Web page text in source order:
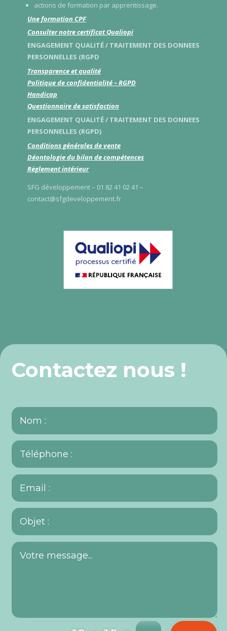
actions de formation par apprentissage.
Une formation CPF
Consulter notre certificat Qualiopi
ENGAGEMENT QUALITÉ / TRAITEMENT DES DONNEES
PERSONNELLES (RGPD
Transparence et qualité
Politique de confidentialité – RGPD
Handicap
Questionnaire de satisfaction
ENGAGEMENT QUALITÉ / TRAITEMENT DES DONNEES
PERSONNELLES (RGPD)
Conditions générales de vente
Déontologie du bilan de compétences
Règlement intérieur
SFG développement – 01 82 41 02 41 –
contact@sfgdeveloppement.fr
Contactez nous !